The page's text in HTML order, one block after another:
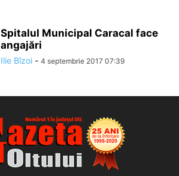
Spitalul Municipal Caracal face
angajări
Ilie Bîzoi - 4 septembrie 2017 07:39